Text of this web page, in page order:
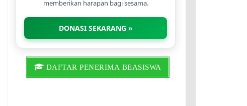
memberikan harapan bagi sesama.
DONASI SEKARANG »
DAFTAR PENERIMA BEASISWA